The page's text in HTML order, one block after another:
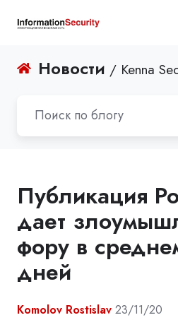
Новости / Kenna
Публикация
дает
фору в
дней
Komolov Rostislav 23/11/20